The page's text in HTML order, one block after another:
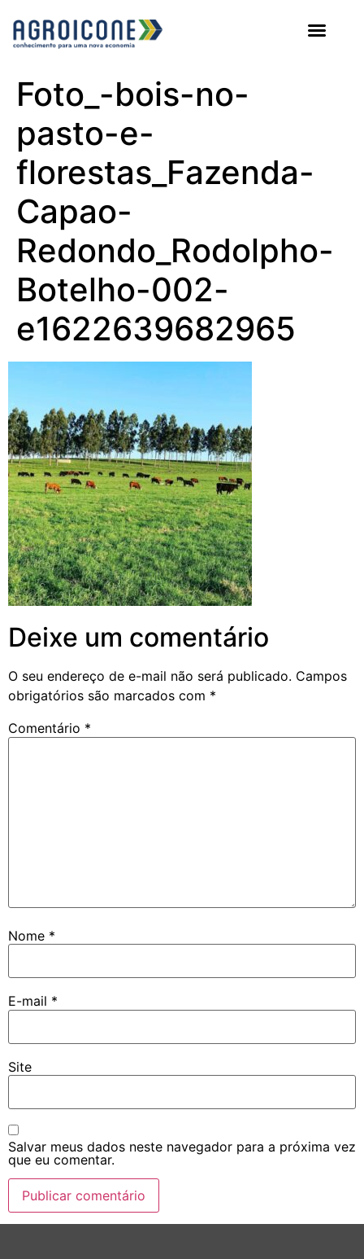
Foto_-bois-no-
pasto-e-
florestas_Fazenda-
Capao-
Redondo_Rodolpho-
Botelho-002-
e1622639682965
Deixe um comentário
O seu endereço de e-mail não será publicado. Campos
obrigatórios são marcados com *
Comentário *
Nome *
E-mail *
Site
Salvar meus dados neste navegador para a próxima vez
que eu comentar.